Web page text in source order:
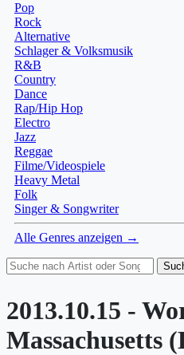
Pop
Rock
Alternative
Schlager & Volksmusik
R&B
Country
Dance
Rap/Hip Hop
Electro
Jazz
Reggae
Filme/Videospiele
Heavy Metal
Folk
Singer & Songwriter
Alle Genres anzeigen →
2013.10.15 -
Massachusetts